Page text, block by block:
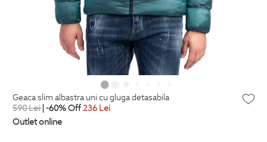
geaca slim albastra uni cu gluga detasabila
590Lei| -60% Off236 Lei
Outlet online